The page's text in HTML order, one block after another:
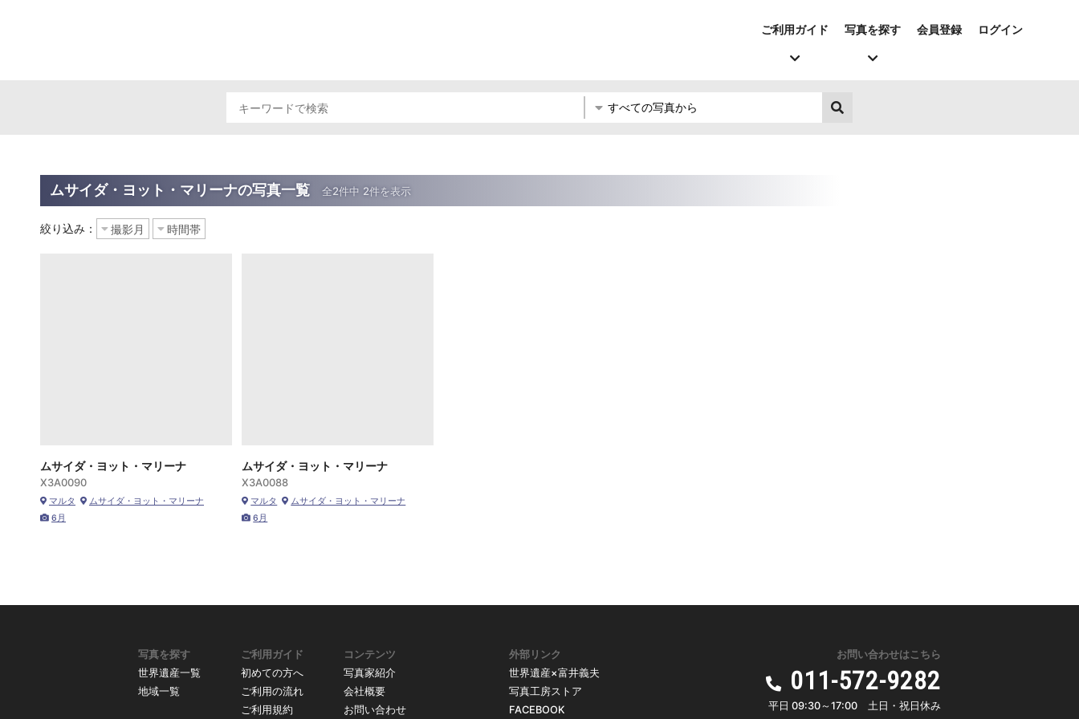
ご利用ガイド 写真を探す 会員登録 ログイン
ムサイダ・ヨット・マリーナの写真一覧
絞り込み：
ムサイダ・ヨット・マリーナ
X3A0090
マルタ
ムサイダ・ヨット・マリーナ
6月
ムサイダ・ヨット・マリーナ
X3A0088
マルタ
ムサイダ・ヨット・マリーナ
6月
お問い合わせはこちら
011-572-9282
平日 09:30～17:00 土日・祝日休み
写真を探す
世界遺産一覧
地域一覧
ご利用ガイド
初めての方へ
ご利用の流れ
ご利用規約
コンテンツ
写真家紹介
会社概要
お問い合わせ
外部リンク
世界遺産×富井義夫
写真工房ストア
FACEBOOK